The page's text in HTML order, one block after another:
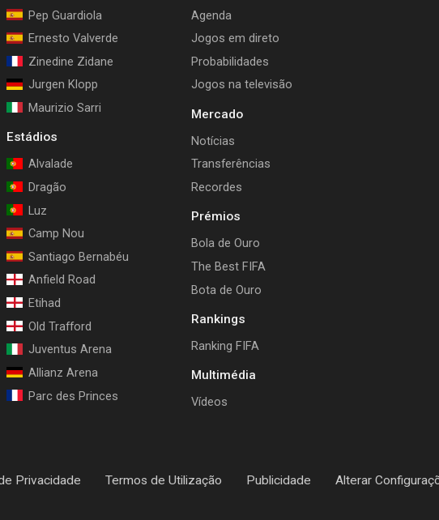
Pep Guardiola
Ernesto Valverde
Zinedine Zidane
Jurgen Klopp
Maurizio Sarri
Estádios
Alvalade
Dragão
Luz
Camp Nou
Santiago Bernabéu
Anfield Road
Etihad
Old Trafford
Juventus Arena
Allianz Arena
Parc des Princes
Agenda
Jogos em direto
Probabilidades
Jogos na televisão
Mercado
Notícias
Transferências
Recordes
Prémios
Bola de Ouro
The Best FIFA
Bota de Ouro
Rankings
Ranking FIFA
Multimédia
Vídeos
Privacidade Termos de Utilização Publicidade Alterar